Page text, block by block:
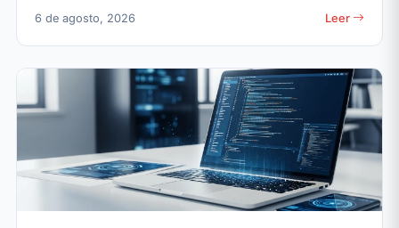
6 de agosto, 2026 Leer